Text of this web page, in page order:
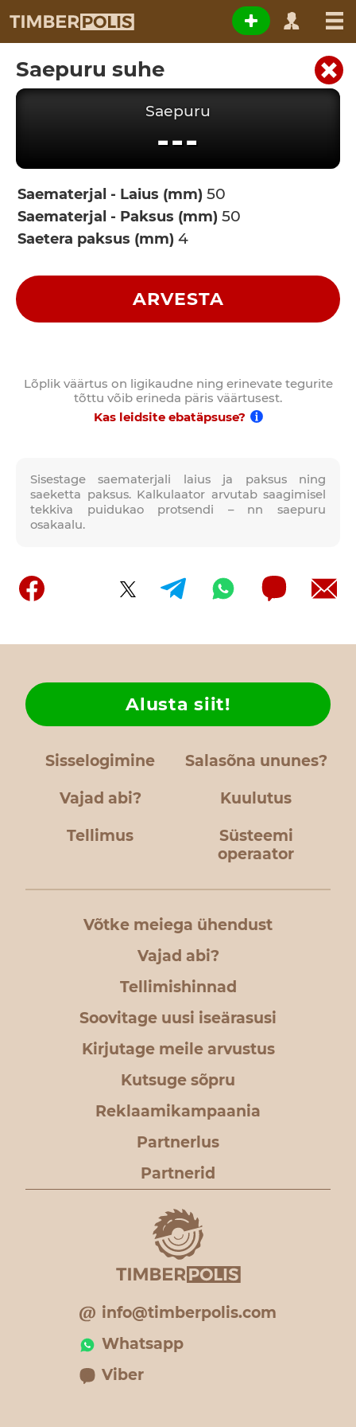
Saepuru suhe
Sisestage saematerjali laius ja paksus ning
saeketta paksus. Kalkulaator arvutab saagimisel
tekkiva puidukao protsendi – nn saepuru
osakaalu.
Saepuru
---
Saematerjal - Laius (mm)
Saematerjal - Paksus (mm)
Saetera paksus (mm)
ARVESTA
Lõplik väärtus on ligikaudne ning erinevate tegurite
tõttu võib erineda päris väärtusest.
Kas leidsite ebatäpsuse?
Sisselogimine Salasõna ununes?
Vajad abi?
Alusta siit!
Kuulutus
Tellimus
Süsteemi
operaator
Võtke meiega ühendust
Vajad abi?
Tellimishinnad
Soovitage uusi iseärasusi
Kirjutage meile arvustus
Kutsuge sõpru
Reklaamikampaania
Partnerlus
Partnerid
info@timberpolis.com
Whatsapp
Viber